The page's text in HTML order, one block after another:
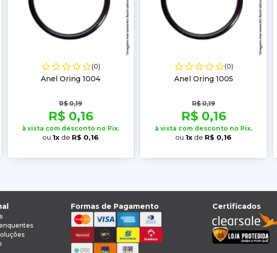
(0)
Anel Oring 1004
R$ 0,19
R$ 0,16
à vista com desconto no Pix.
ou 1x de R$ 0,16
(0)
Anel Oring 1005
R$ 0,19
R$ 0,16
à vista com desconto no Pix.
ou 1x de R$ 0,16
Formas de Pagamento Certificados